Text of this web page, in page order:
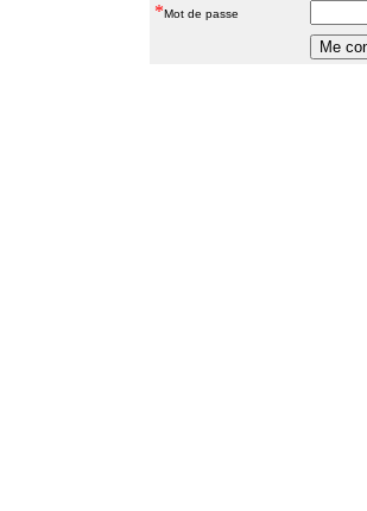
*Mot de passe